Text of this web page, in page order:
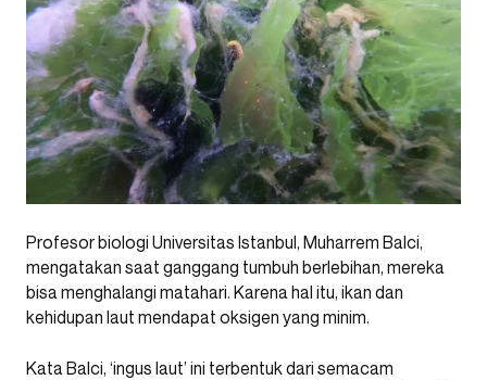
Profesor biologi Universitas Istanbul, Muharrem Balci,
mengatakan saat ganggang tumbuh berlebihan, mereka
bisa menghalangi matahari. Karena hal itu, ikan dan
kehidupan laut mendapat oksigen yang minim.
Kata Balci, ‘ingus laut’ ini terbentuk dari semacam